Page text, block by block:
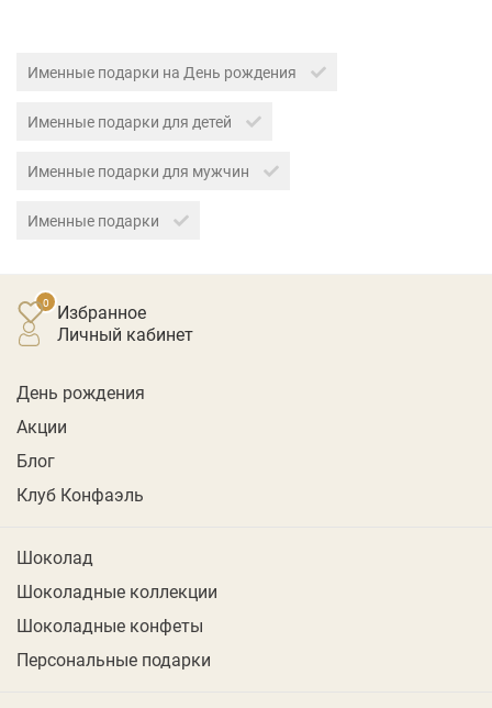
Именные подарки на День рождения
Именные подарки для детей
Именные подарки для мужчин
Именные подарки
Избранное
личный кабинет
День рождения
Акции
Блог
Клуб Конфаэль
Шоколад
Шоколадные коллекции
Шоколадные конфеты
Персональные подарки